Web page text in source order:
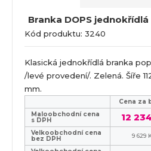
Branka DOPS jednokřídlá
Kód produktu: 3240
Klasická jednokřídlá branka
/levé provedení/. Zelená. Šíře
mm.
Cena za
Maloobchodní cena
s DPH 12
Velkoobchodní cena
bez DPH 9 629